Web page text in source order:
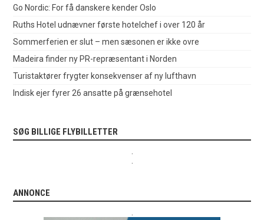
Go Nordic: For få danskere kender Oslo
Ruths Hotel udnævner første hotelchef i over 120 år
Sommerferien er slut – men sæsonen er ikke ovre
Madeira finder ny PR-repræsentant i Norden
Turistaktører frygter konsekvenser af ny lufthavn
Indisk ejer fyrer 26 ansatte på grænsehotel
SØG BILLIGE FLYBILLETTER
.
.
ANNONCE
.